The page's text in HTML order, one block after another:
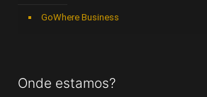
GoWhere Business
Onde estamos?